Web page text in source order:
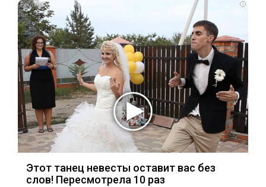
i
Этот танец невесты оставит вас без
слов! Пересмотрела 10 раз